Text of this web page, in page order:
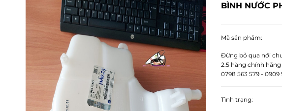
BÌNH NƯỚC
Mã sản phẩm:
Đừng bỏ qua nới
2.5 hàng chính
0798 563 579 - 0909
Tình trạng: